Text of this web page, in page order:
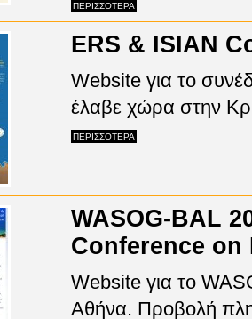
ΠΕΡΙΣΣΟΤΕΡΑ
ERS & ISIAN
Website για το
έλαβε χώρα στην
ΠΕΡΙΣΣΟΤΕΡΑ
WASOG-BAL
Conference on
Website για το
Αθήνα. Προβολή